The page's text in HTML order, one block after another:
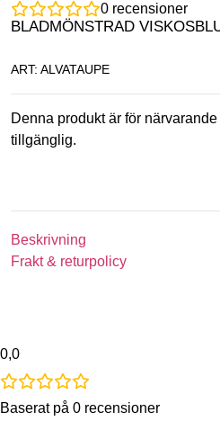
0 recensioner
BLADMÖNSTRAD
ART: ALVATAUPE
Denna produkt är för
tillgänglig.
Beskrivning
Frakt & returpolicy
0,0
Baserat på 0 recensioner